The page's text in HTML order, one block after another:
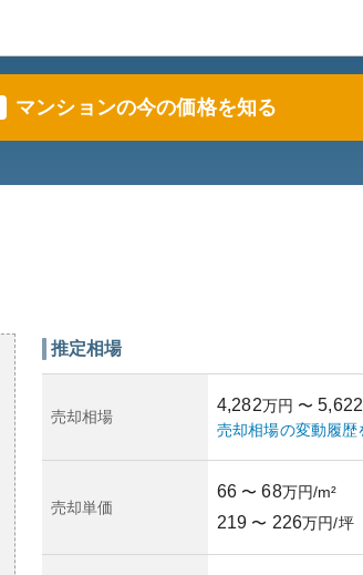
マンションの今の価格を知る
推定相場
売却相場
4,282万円 〜 5,622
売却相場の変動履歴
売却単価
66 〜 68万円/m²
219 〜 226万円/坪